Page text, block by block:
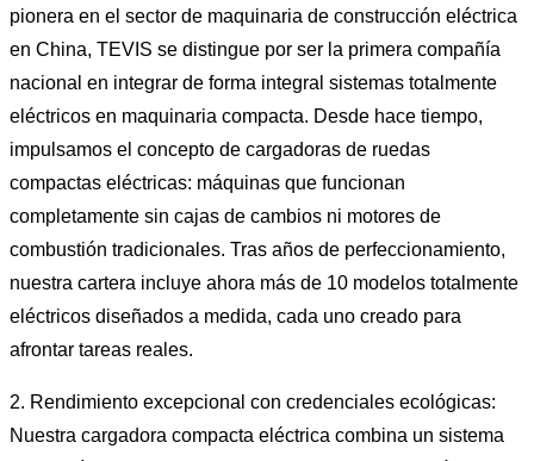
pionera en el sector de maquinaria de construcción eléctrica
en China, TEVIS se distingue por ser la primera compañía
nacional en integrar de forma integral sistemas totalmente
eléctricos en maquinaria compacta. Desde hace tiempo,
impulsamos el concepto de cargadoras de ruedas
compactas eléctricas: máquinas que funcionan
completamente sin cajas de cambios ni motores de
combustión tradicionales. Tras años de perfeccionamiento,
nuestra cartera incluye ahora más de 10 modelos totalmente
eléctricos diseñados a medida, cada uno creado para
afrontar tareas reales.
2. Rendimiento excepcional con credenciales ecológicas:
Nuestra cargadora compacta eléctrica combina un sistema